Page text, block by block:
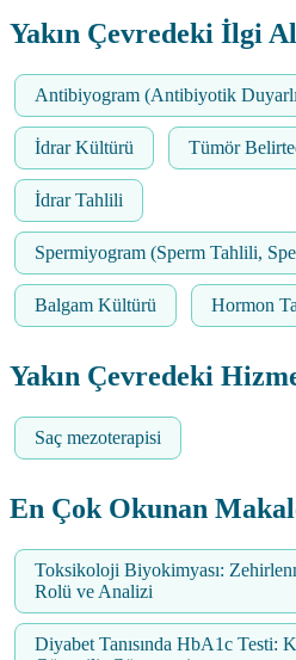
Yakın Çevredeki İlgi
Antibiyogram (Antibiyotik
İdrar Kültürü Tümör
İdrar Tahlili
Spermiyogram (Sperm Tahlili,
Balgam Kültürü Hormon
Yakın Çevredeki
Saç mezoterapisi
En Çok Okunan
Toksikoloji Biyokimyası:
Rolü ve Analizi
Diyabet Tanısında HbA1c Testi: